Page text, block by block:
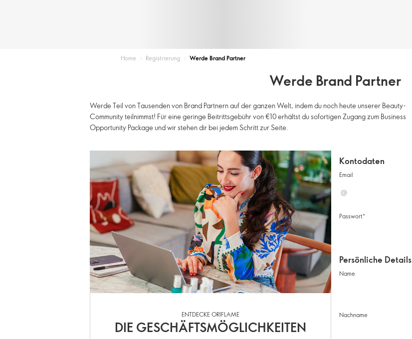
Home Registrierung Werde Brand Partner
Werde Brand Partner
Werde Teil von Tausenden von Brand Partnern auf der ganzen Welt, indem du noch heute unserer Beauty-
Community teilnimmst! Für eine geringe Beitrittsgebühr von €10 erhältst du sofortigen Zugang zum Business
Opportunity Package und wir stehen dir bei jedem Schritt zur Seite.
ENTDECKE ORIFLAME
DIE GESCHÄFTSMÖGLICHKEITEN
Kontodaten
Email
Passwort
Persönliche Details
Name
Nachname